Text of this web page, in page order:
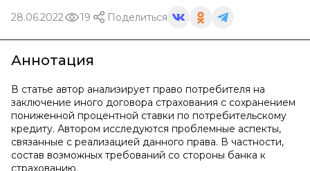
28.06.2022 19 Поделиться
Аннотация
В статье автор анализирует право потребителя на
заключение иного договора страхования с сохранением
пониженной процентной ставки по потребительскому
кредиту. Автором исследуются проблемные аспекты,
связанные с реализацией данного права. В частности,
состав возможных требований со стороны банка к
страхованию.